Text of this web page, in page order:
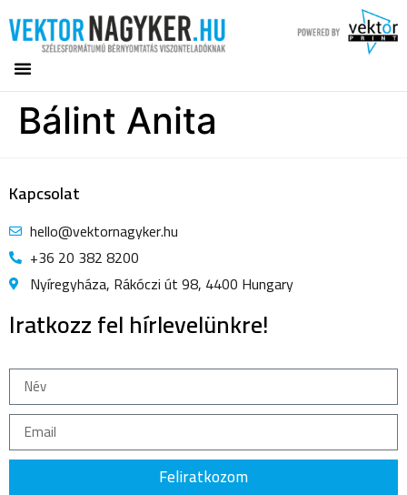
Bálint Anita
Kapcsolat
hello@vektornagyker.hu
+36 20 382 8200
Nyíregyháza, Rákóczi út 98, 4400 Hungary
Iratkozz fel hírlevelünkre!
Feliratkozom